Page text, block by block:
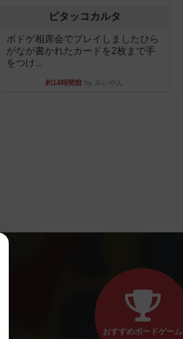
ピタッコカルタ
ボドゲ相席会でプレイしましたひら
がなが書かれたカードを2枚まで手
をつけ...
約14時間前 by みいやん
おすすめボードゲーム